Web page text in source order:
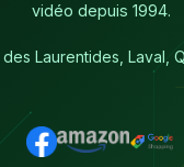
vidéo depuis 1994.
Laurentides, Laval,